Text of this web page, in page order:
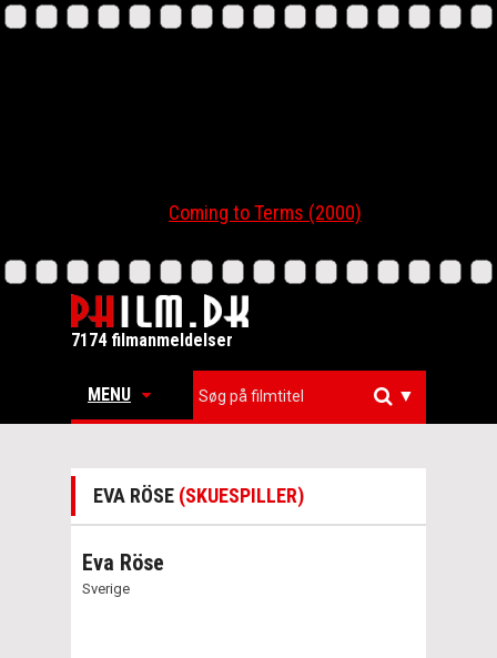
Coming to Terms (2000)
7174 filmanmeldelser
MENU ▼
EVA RÖSE (SKUESPILLER)
Eva Röse
Sverige